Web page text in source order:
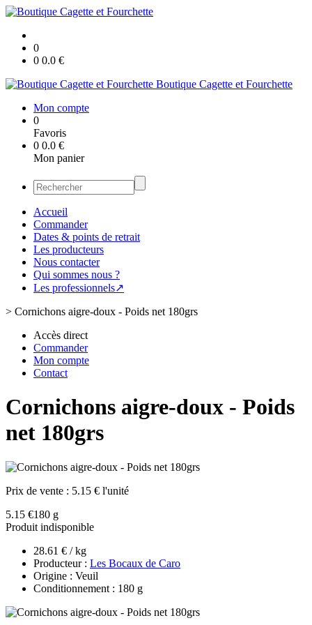
0
0 0.0 €
Boutique Cagette et Fourchette
Mon compte
0
Favoris
0 0.0 €
Mon panier
Accueil
Commander
Dates & points de retrait
Les producteurs
Nous contacter
Qui sommes nous ?
Les professionnels↗
> Cornichons aigre-doux - Poids net 180grs
Accès direct
Commander
Mon compte
Contact
Cornichons aigre-doux - Poids
net 180grs
Prix de vente : 5.15 € l'unité
5.15 €180 g
Produit indisponible
28.61 € / kg
Producteur : Les Bocaux de Caro
Origine : Veuil
Conditionnement : 180 g